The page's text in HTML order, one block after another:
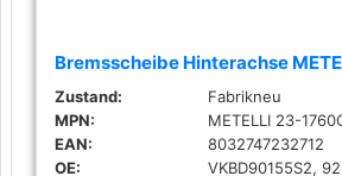
Bremsscheibe Hinterachse
Zustand:
Fabrikneu
MPN:
METELLI 23-
EAN:
8032747232712
OE:
VKBD90155S2,